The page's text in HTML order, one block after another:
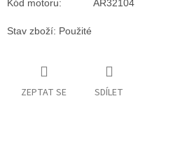
Kód motoru:
AR32104
Stav zboží: Použité
ZEPTAT SE SDÍLET